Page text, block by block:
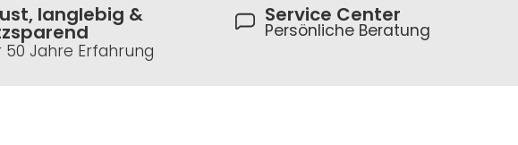
langlebig &
50 Jahre Erfahrung
Service Center
Persönliche Beratung